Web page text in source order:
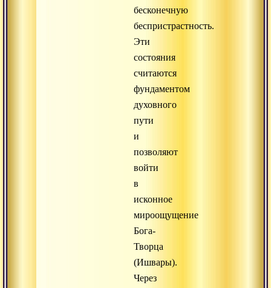
бесконечную
беспристрастность.
Эти
состояния
считаются
фундаментом
духовного
пути
и
позволяют
войти
в
исконное
мироощущение
Бога-
Творца
(Ишвары).
Через